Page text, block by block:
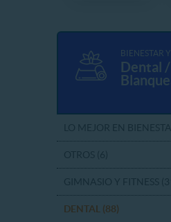
BIENESTAR
Dental /
DENTAL (88)